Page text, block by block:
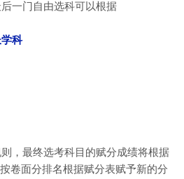
一门自由选科可以根据
科
，最终选考科目的赋分成绩将根据
卷面分排名根据赋分表赋予新的分